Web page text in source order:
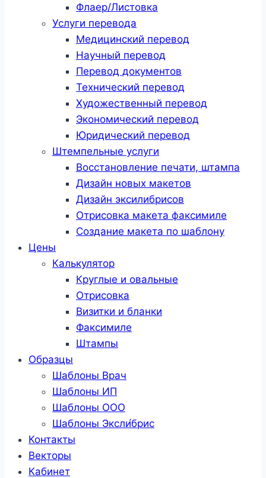
Флаер/Листовка
Услуги перевода
Медицинский перевод
Научный перевод
Перевод документов
Технический перевод
Художественный перевод
Экономический перевод
Юридический перевод
Штемпельные услуги
Восстановление печати, штампа
Дизайн новых макетов
Дизайн эксилибрисов
Отрисовка макета факсимиле
Создание макета по шаблону
Цены
Калькулятор
Круглые и овальные
Отрисовка
Визитки и бланки
Факсимиле
Штампы
Образцы
Шаблоны Врач
Шаблоны ИП
Шаблоны ООО
Шаблоны Эксли́брис
Контакты
Векторы
Кабинет